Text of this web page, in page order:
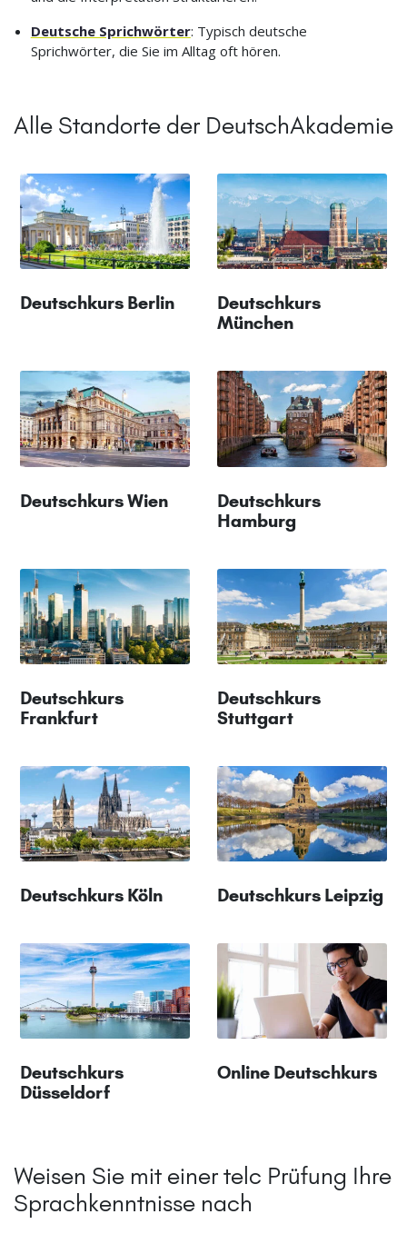
Deutsche Sprichwörter: Typisch deutsche
Sprichwörter, die Sie im Alltag oft hören.
Alle Standorte der DeutschAkademie
Deutschkurs Berlin
Deutschkurs
München
Deutschkurs Wien
Deutschkurs
Hamburg
Deutschkurs
Frankfurt
Deutschkurs
Stuttgart
Deutschkurs Köln Deutschkurs Leipzig
Deutschkurs
Düsseldorf
Online Deutschkurs
Weisen Sie mit einer telc Prüfung Ihre
Sprachkenntnisse nach